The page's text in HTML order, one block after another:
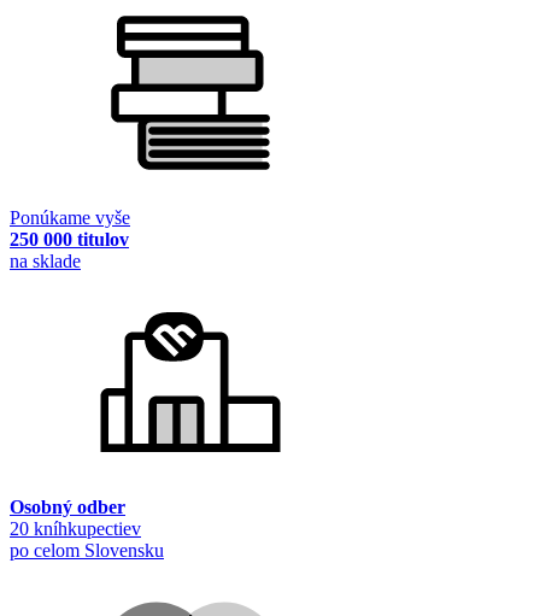
Ponúkame vyše
250 000 titulov
na sklade
Osobný odber
20 kníhkupectiev
po celom Slovensku